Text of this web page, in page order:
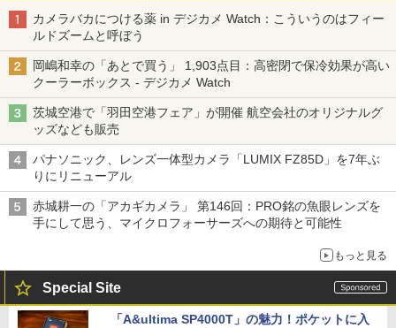
カメラバカにつける薬 in デジカメ Watch：こういうのはフィー
ルドズームと呼ぼう
岡嶋和幸の「あとで買う」 1,903点目：高密閉で保冷効果が高い
クーラーボックス - デジカメ Watch
茨城空港で「羽田空港フェア」が開催 航空会社のオリジナルグ
ッズなども販売
パナソニック、レンズ一体型カメラ「LUMIX FZ85D」を7年ぶ
りにリニューアル
赤城耕一の「アカギカメラ」 第146回：PRO銘の魚眼レンズを
手にして思う、マイクロフォーサーズへの期待と可能性
もっと見る
Special Site
「A&ultima SP4000T」の魅力！ポケットに入